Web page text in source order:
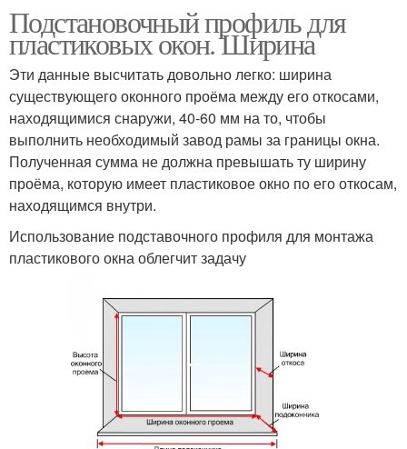
Подстановочный профиль для
пластиковых окон. Ширина
Эти данные высчитать довольно легко: ширина
существующего оконного проёма между его откосами,
находящимися снаружи, 40-60 мм на то, чтобы
выполнить необходимый завод рамы за границы окна.
Полученная сумма не должна превышать ту ширину
проёма, которую имеет пластиковое окно по его откосам,
находящимся внутри.
Использование подставочного профиля для монтажа
пластикового окна облегчит задачу